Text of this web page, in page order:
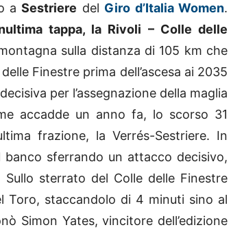
aSestriere del Giro d’Italia Women.
tappa, la Rivoli – Colle delle
sulla distanza di 105 km che
Finestre prima dell’ascesa ai 2035
per l’assegnazione della maglia
accadde un anno fa, lo scorso 31
frazione, la Verrés-Sestriere. In
banco sferrando un attacco decisivo,
sterrato del Colle delle Finestre
Toro, staccandolo di 4 minuti sino al
Simon Yates, vincitore dell’edizione